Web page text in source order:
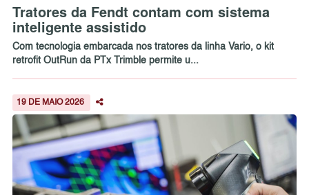
Tratores da Fendt contam com sistema
inteligente assistido
Com tecnologia embarcada nos tratores da linha Vario, o kit
retrofit OutRun da PTx Trimble permite u...
19 DE MAIO 2026